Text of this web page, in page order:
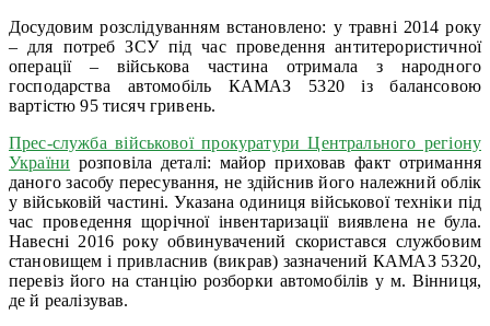
Досудовим розслідуванням встановлено: у травні 2014 року
– для потреб ЗСУ під час проведення антитерористичної
операції – військова частина отримала з народного
господарства автомобіль КАМАЗ 5320 із балансовою
вартістю 95 тисяч гривень.
Прес-служба військової прокуратури Центрального регіону
України розповіла деталі: майор приховав факт отримання
даного засобу пересування, не здійснив його належний облік
у військовій частині. Указана одиниця військової техніки під
час проведення щорічної інвентаризації виявлена не була.
Навесні 2016 року обвинувачений скористався службовим
становищем і привласнив (викрав) зазначений КАМАЗ 5320,
перевіз його на станцію розборки автомобілів у м. Вінниця,
де й реалізував.